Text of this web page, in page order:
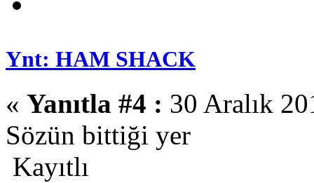
Ynt: HAM SHACK
« Yanıtla #4 : 30 Aralık
Sözün bittiği yer
Kayıtlı